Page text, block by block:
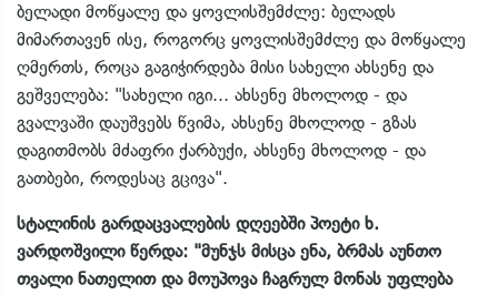
ბელადი მოწყალე და ყოვლისშემძლე: ბელადს
მიმართავენ ისე, როგორც ყოვლისშემძლე და მოწყალე
ღმერთს, როცა გაგიჭირდება მისი სახელი ახსენე და
გეშველება: "სახელი იგი... ახსენე მხოლოდ - და
გვალვაში დაუშვებს წვიმა, ახსენე მხოლოდ - გზას
დაგითმობს მძაფრი ქარბუქი, ახსენე მხოლოდ - და
გათბები, როდესაც გცივა".
სტალინის გარდაცვალების დღეებში პოეტი ხ.
ვარდოშვილი წერდა: "მუნჯს მისცა ენა, ბრმას აუნთო
თვალი ნათელით და მოუპოვა ჩაგრულ მონას უფლება